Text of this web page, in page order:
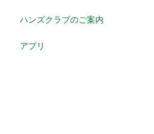
ハンズクラブのご案内
アプリ